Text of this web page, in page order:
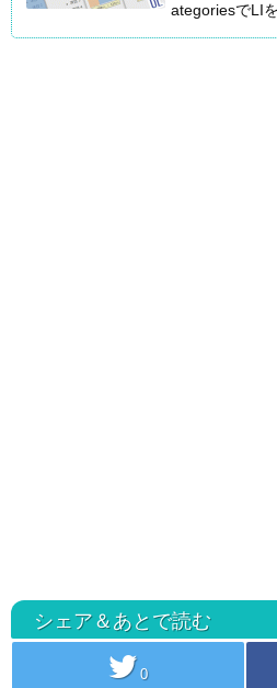
ategoriesでLI
シェア＆あとで読む
twitter 0